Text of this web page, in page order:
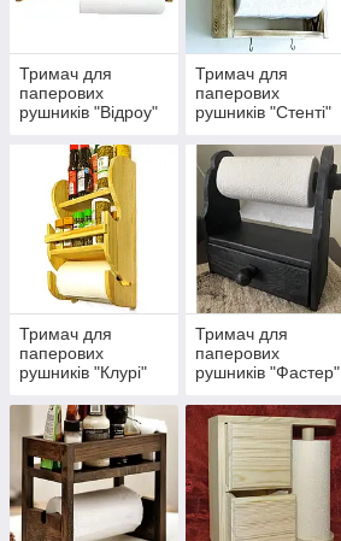
Тримач для
паперових
рушників "Відроу"
Тримач для
паперових
рушників "Стенті"
Тримач для
паперових
рушників "Клурі"
Тримач для
паперових
рушників "Фастер"